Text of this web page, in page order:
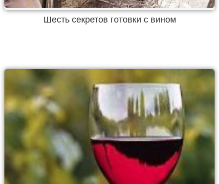
Шесть секретов готовки с вином